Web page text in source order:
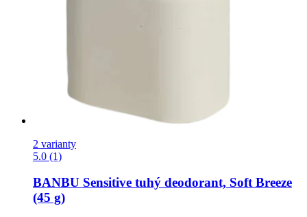
2 varianty
5.0 (1)
BANBU Sensitive tuhý deodorant, Soft Breeze
(45 g)